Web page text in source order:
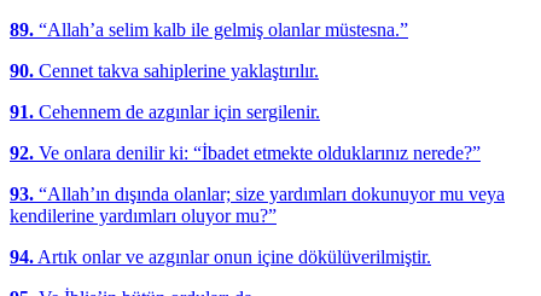
89. “Allah’a selim kalb ile gelmiş olanlar müstesna.”
90. Cennet takva sahiplerine yaklaştırılır.
91. Cehennem de azgınlar için sergilenir.
92. Ve onlara denilir ki: “İbadet etmekte olduklarınız nerede?”
93. “Allah’ın dışında olanlar; size yardımları dokunuyor mu veya
kendilerine yardımları oluyor mu?”
94. Artık onlar ve azgınlar onun içine dökülüverilmiştir.